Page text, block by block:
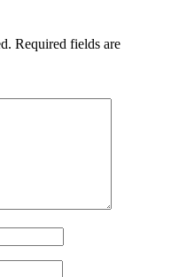
Required fields are